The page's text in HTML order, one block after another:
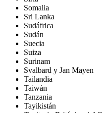
Somalia
Sri Lanka
Sudáfrica
Sudán
Suecia
Suiza
Surinam
Svalbard y Jan Mayen
Tailandia
Taiwán
Tanzania
Tayikistán